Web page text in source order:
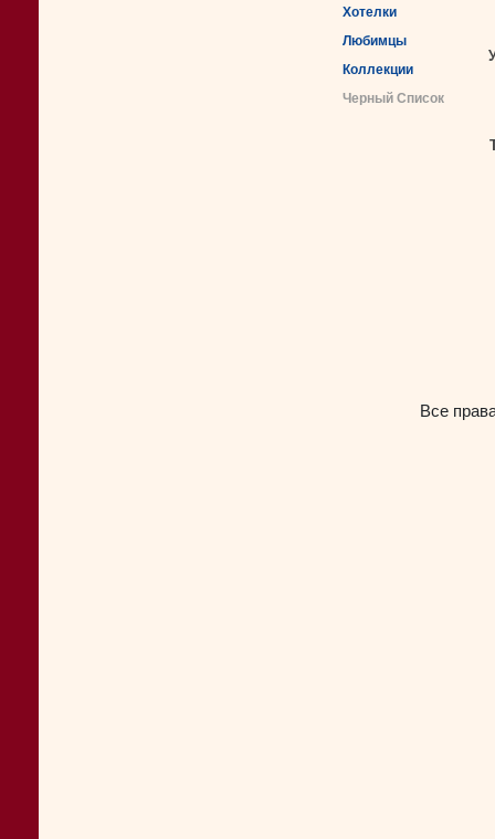
Хотелки
Любимцы
Коллекции
Черный Список
Все